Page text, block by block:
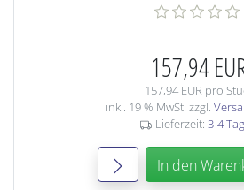
157,94
157,94 EUR pro
inkl. 19 % MwSt. zzgl.
Lieferzeit: 3-4
In den